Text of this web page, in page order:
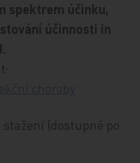
spektrem účinku,
účinnosti in
(dostupné po